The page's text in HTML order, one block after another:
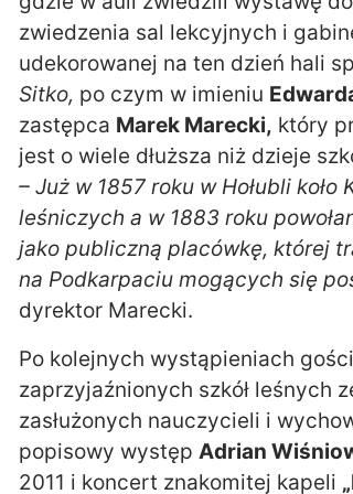
zwiedzenia sal lekcyjnych i
udekorowanej na ten dzień hali
Sitko, po czym w imieniu
zastępca Marek Marecki, który
jest o wiele dłuższa niż dzieje
– Już w 1857 roku w Hołubli
leśniczych a w 1883 roku
jako publiczną placówkę, której
na Podkarpaciu mogących się
dyrektor Marecki.
Po kolejnych wystąpieniach
zaprzyjaźnionych szkół leśnych
zasłużonych nauczycieli i
popisowy występ Adrian
2011 i koncert znakomitej kapeli